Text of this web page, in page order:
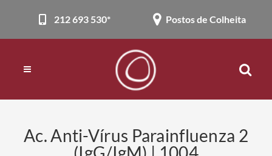
212 693 530* Postos de Colheita
Ac. Anti-Vírus Parainfluenza 2